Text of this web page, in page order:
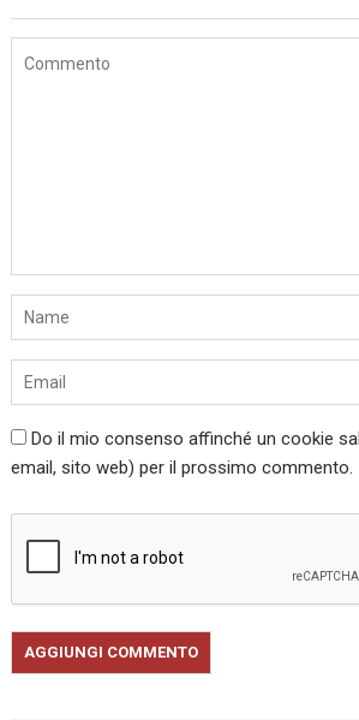
Do il mio consenso affinché un cookie
email, sito web) per il prossimo commento.